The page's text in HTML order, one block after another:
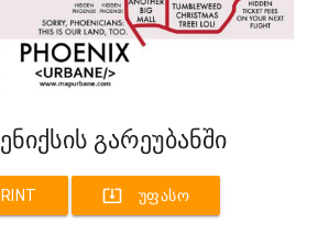
გარეუბანში
system_update_alt ᲣᲤᲐᲡᲝ